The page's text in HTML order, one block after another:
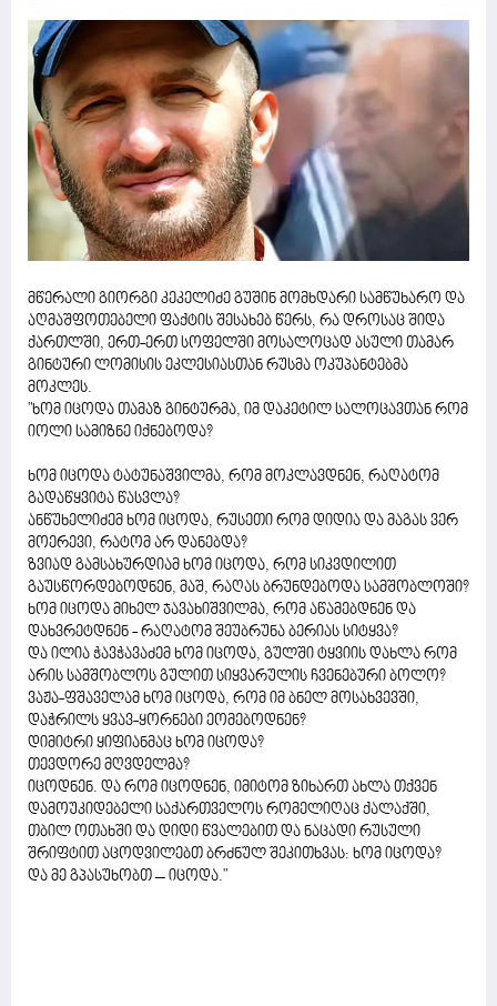
მწერალი გიორგი კეკელიძე გუშინ მომხდარი სამწუხარო და
აღმაშფოთებელი ფაქტის შესახებ წერს, რა დროსაც შიდა
ქართლში, ერთ-ერთ სოფელში მოსალოცად ასული თამარ
გინტური ლომისის ეკლესიასთან რუსმა ოკუპანტებმა
მოკლეს.
"ხომ იცოდა თამაზ გინტურმა, იმ დაკეტილ სალოცავთან რომ
იოლი სამიზნე იქნებოდა?
ხომ იცოდა ტატუნაშვილმა, რომ მოკლავდნენ, რაღატომ
გადაწყვიტა წასვლა?
ანწუხელიძემ ხომ იცოდა, რუსეთი რომ დიდია და მაგას ვერ
მოერევი, რატომ არ დანებდა?
ზვიად გამსახურდიამ ხომ იცოდა, რომ სიკვდილით
გაუსწორდებოდნენ, მაშ, რაღას ბრუნდებოდა სამშობლოში?
ხომ იცოდა მიხელ ჯავახიშვილმა, რომ აწამებდნენ და
დახვრეტდნენ - რაღატომ შეუბრუნა ბერიას სიტყვა?
და ილია ჭავჭავაძემ ხომ იცოდა, გულში ტყვიის დახლა რომ
არის სამშობლოს გულით სიყვარულის ჩვენებური ბოლო?
ვაჟა-ფშაველამ ხომ იცოდა, რომ იმ ბნელ მოსახვევში,
დაჭრილს ყვავ-ყორნები ეომებოდნენ?
დიმიტრი ყიფიანმაც ხომ იცოდა?
თევდორე მღვდელმა?
იცოდნენ. და რომ იცოდნენ, იმიტომ ზიხართ ახლა თქვენ
დამოუკიდებელი საქართველოს რომელიღაც ქალაქში,
თბილ ოთახში და დიდი წვალებით და ნაცადი რუსული
შრიფტით აცოდვილებთ ბრძნულ შეკითხვას: ხომ იცოდა?
და მე გპასუხობთ – იცოდა."